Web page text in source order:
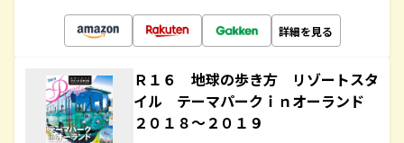
詳細を見る
Ｒ１６ 地球の歩き方 リゾートスタ
イル テーマパークｉｎオーランド
２０１８～２０１９